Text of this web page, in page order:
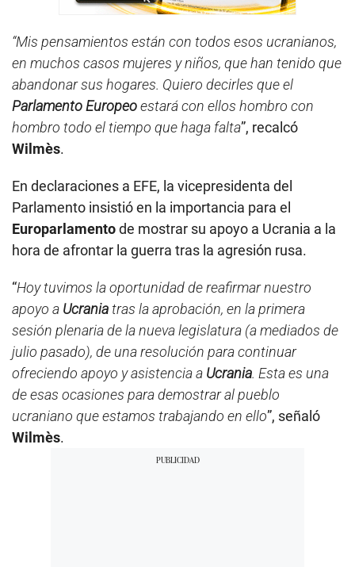
“Mis pensamientos están con todos esos ucranianos,
en muchos casos mujeres y niños, que han tenido que
abandonar sus hogares. Quiero decirles que el
Parlamento Europeoestará con ellos hombro con
hombro todo el tiempo que haga falta”, recalcó
Wilmès.
En declaraciones a EFE, la vicepresidenta del
Parlamento insistió en la importancia para el
Europarlamentode mostrar su apoyo a Ucrania a la
hora de afrontar la guerra tras la agresión rusa.
“Hoy tuvimos la oportunidad de reafirmar nuestro
apoyo a Ucraniatras la aprobación, en la primera
sesión plenaria de la nueva legislatura (a mediados de
julio pasado), de una resolución para continuar
ofreciendo apoyo y asistencia a Ucrania. Esta es una
de esas ocasiones para demostrar al pueblo
ucraniano que estamos trabajando en ello”, señaló
Wilmès.